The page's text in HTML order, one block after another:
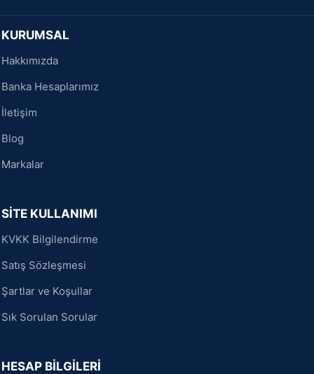
KURUMSAL
Hakkımızda
Banka Hesaplarımız
İletişim
Blog
Markalar
SİTE KULLANIMI
KVKK Bilgilendirme
Satış Sözleşmesi
Şartlar ve Koşullar
Sık Sorulan Sorular
HESAP BİLGİLERİ